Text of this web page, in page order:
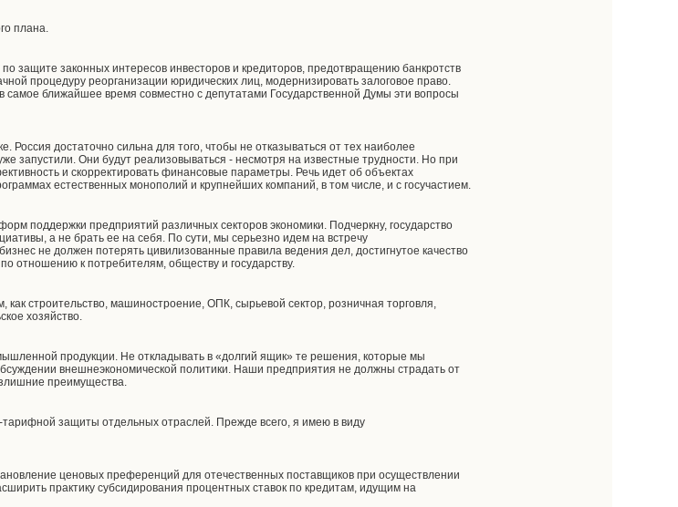
плана.
защите законных интересов инвесторов и кредиторов, предотвращению банкротств
процедуру реорганизации юридических лиц, модернизировать залоговое право.
ближайшее время совместно с депутатами Государственной Думы эти вопросы
Россия достаточно сильна для того, чтобы не отказываться от тех наиболее
запустили. Они будут реализовываться - несмотря на известные трудности. Но при
и скорректировать финансовые параметры. Речь идет об объектах
естественных монополий и крупнейших компаний, в том числе, и с госучастием.
поддержки предприятий различных секторов экономики. Подчеркну, государство
а не брать ее на себя. По сути, мы серьезно идем на встречу
не должен потерять цивилизованные правила ведения дел, достигнутое качество
отношению к потребителям, обществу и государству.
как строительство, машиностроение, ОПК, сырьевой сектор, розничная торговля,
хозяйство.
продукции. Не откладывать в «долгий ящик» те решения, которые мы
внешнеэкономической политики. Наши предприятия не должны страдать от
преимущества.
защиты отдельных отраслей. Прежде всего, я имею в виду
ценовых преференций для отечественных поставщиков при осуществлении
практику субсидирования процентных ставок по кредитам, идущим на